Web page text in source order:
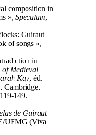
composition in
», Speculum,
Guiraut
of songs »,
in
of Medieval
Kay, éd.
Cambridge,
149.
de Guiraut
UFMG (Viva